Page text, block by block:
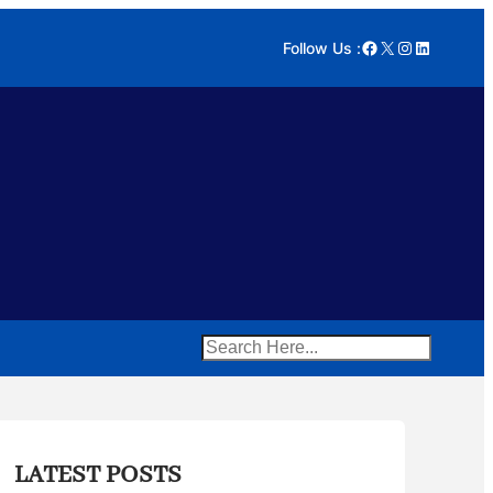
Follow Us :Facebook X Instagram LinkedIn
Search
LATEST POSTS